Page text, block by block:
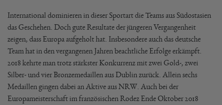
International dominieren in dieser Sportart die Teams aus Südostasien
das Geschehen. Doch gute Resultate der jüngeren Vergangenheit
zeigen, dass Europa aufgeholt hat. Insbesondere auch das deutsche
Team hat in den vergangenen Jahren beachtliche Erfolge erkämpft.
2018 kehrte man trotz stärkster Konkurrenz mit zwei Gold-, zwei
Silber- und vier Bronzemedaillen aus Dublin zurück. Allein sechs
Medaillen gingen dabei an Aktive aus NRW. Auch bei der
Europameisterschaft im französischen Rodez Ende Oktober 2018